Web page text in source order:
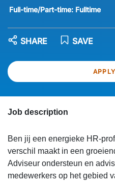
Full-time/Part-time: Fulltime
SAVE
SHARE
Job description
Ben jij een energieke HR-
verschil maakt in een
Adviseur ondersteun en
medewerkers op het gebied